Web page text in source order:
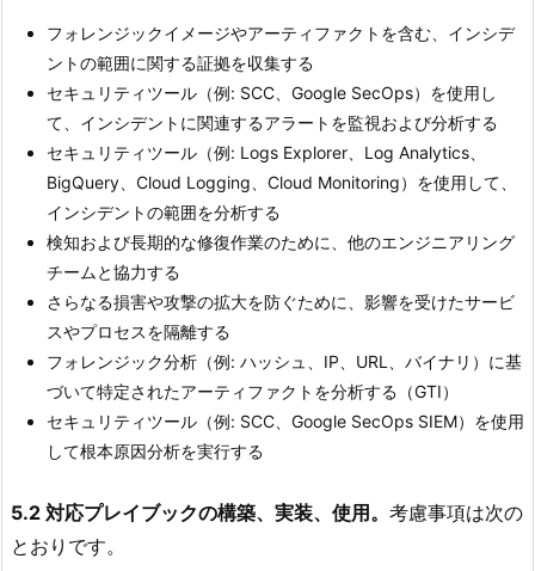
フォレンジックイメージやアーティファクトを含む、インシデ
ントの範囲に関する証拠を収集する
セキュリティツール（例: SCC、Google SecOps）を使用し
て、インシデントに関連するアラートを監視および分析する
セキュリティツール（例: Logs Explorer、Log Analytics、
BigQuery、Cloud Logging、Cloud Monitoring）を使用して、
インシデントの範囲を分析する
検知および長期的な修復作業のために、他のエンジニアリング
チームと協力する
さらなる損害や攻撃の拡大を防ぐために、影響を受けたサービ
スやプロセスを隔離する
フォレンジック分析（例: ハッシュ、IP、URL、バイナリ）に基
づいて特定されたアーティファクトを分析する（GTI）
セキュリティツール（例: SCC、Google SecOps SIEM）を使用
して根本原因分析を実行する
5.2 対応プレイブックの構築、実装、使用。 考慮事項は次の
とおりです。